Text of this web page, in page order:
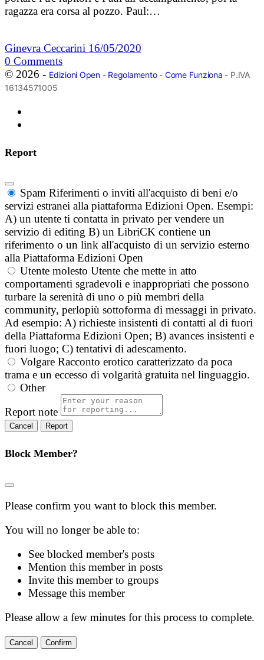
ragazza era corsa al pozzo. Paul:…
Ginevra Ceccarini 16/05/2020
0 Comments
© 2026 - Edizioni Open- Regolamento- Come Funziona - P.IVA
16134571005
Report
Spam Riferimenti o inviti all'acquisto di beni e/o
servizi estranei alla piattaforma Edizioni Open. Esempi:
A) un utente ti contatta in privato per vendere un
servizio di editing B) un LibriCK contiene un
riferimento o un link all'acquisto di un servizio esterno
alla Piattaforma Edizioni Open
Utente molesto Utente che mette in atto
comportamenti sgradevoli e inappropriati che possono
turbare la serenità di uno o più membri della
community, perlopiù sottoforma di messaggi in privato.
Ad esempio: A) richieste insistenti di contatti al di fuori
della Piattaforma Edizioni Open; B) avances insistenti e
fuori luogo; C) tentativi di adescamento.
Volgare Racconto erotico caratterizzato da poca
trama e un eccesso di volgarità gratuita nel linguaggio.
Other
Report note
Report
Block Member?
Please confirm you want to block this member.
You will no longer be able to:
See blocked member's posts
Mention this member in posts
Invite this member to groups
Message this member
Please allow a few minutes for this process to complete.
Confirm